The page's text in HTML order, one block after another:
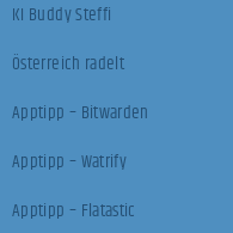
KI Buddy Steffi
Österreich radelt
Apptipp – Bitwarden
Apptipp – Watrify
Apptipp – Flatastic